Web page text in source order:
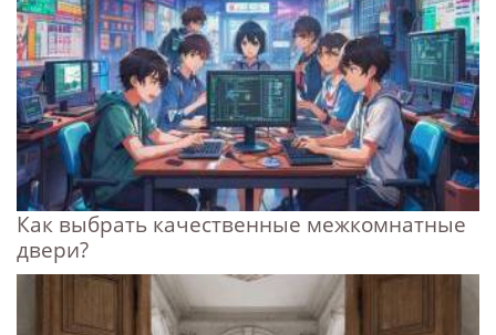
Как выбрать качественные межкомнатные
двери?